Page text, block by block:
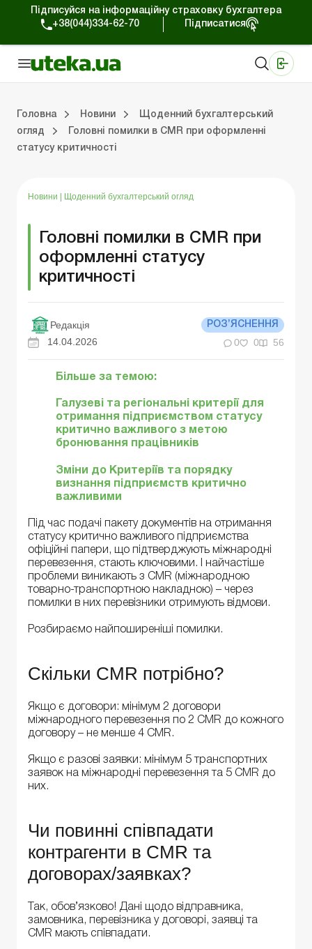
Підписуйся на інформаційну страховку бухгалтера
+38(044)334-62-70
Підписатися
Головна Новини
Щоденний бухгалтерський
огляд
Головні помилки в CMR при оформленні
статусу критичності
Новини Щоденний бухгалтерський огляд
Головні помилки в CMR при
оформленні статусу
критичності
Редакція РОЗ’ЯСНЕННЯ
14.04.2026 0 0 56
Більше за темою:
Галузеві та регіональні критерії для
отримання підприємством статусу
критично важливого з метою
бронювання працівників
Зміни до Критеріїв та порядку
визнання підприємств критично
важливими
Під час подачі пакету документів на отримання
статусу критично важливого підприємства
офіційні папери, що підтверджують міжнародні
перевезення, стають ключовими. І найчастіше
проблеми виникають з CMR (міжнародною
товарно-транспортною накладною) – через
помилки в них перевізники отримують відмови.
Розбираємо найпоширеніші помилки.
Скільки CMR потрібно?
Якщо є договори: мінімум 2 договори
міжнародного перевезення по 2 CMR до кожного
договору – не менше 4 CMR.
Якщо є разові заявки: мінімум 5 транспортних
заявок на міжнародні перевезення та 5 CMR до
них.
Чи повинні співпадати
контрагенти в CMR та
договорах/заявках?
Так, обов’язково! Дані щодо відправника,
замовника, перевізника у договорі, заявці та
CMR мають співпадати.